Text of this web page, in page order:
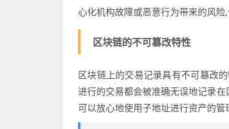
心化机构故障或恶意行为带来的风险
区块链的不可篡改特性
区块链上的交易记录具有不可篡改
进行的交易都会被准确无误地记录
可以放心地使用子地址进行资产的管